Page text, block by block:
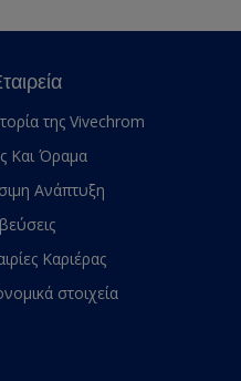
της Vivechrom
Και Όραμα
Ανάπτυξη
Καριέρας
στοιχεία